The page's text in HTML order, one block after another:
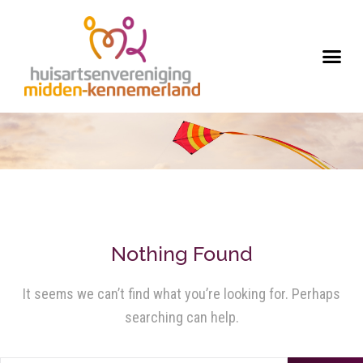
Nothing Found
It seems we can’t find what you’re looking for. Perhaps
searching can help.